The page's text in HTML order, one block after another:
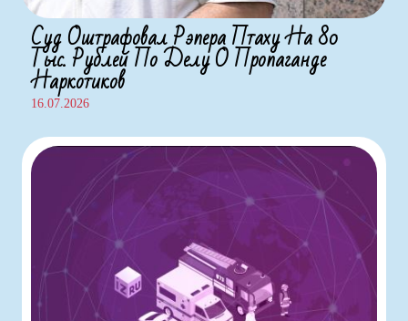
Суд Оштрафовал Рэпера Птаху На 80
Тыс. Рублей По Делу О Пропаганде
Наркотиков
16.07.2026